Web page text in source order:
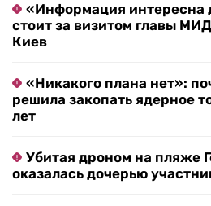
«Информация интересна
стоит за визитом главы
Киев
«Никакого плана нет»:
решила закопать ядерное
лет
Убитая дроном на пляже
оказалась дочерью